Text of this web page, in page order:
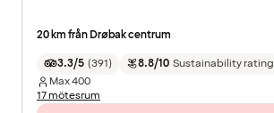
20 km från Drøbak centrum
3.3/5 (391) 8.8/10 Sustainability rating
Max400
17 mötesrum